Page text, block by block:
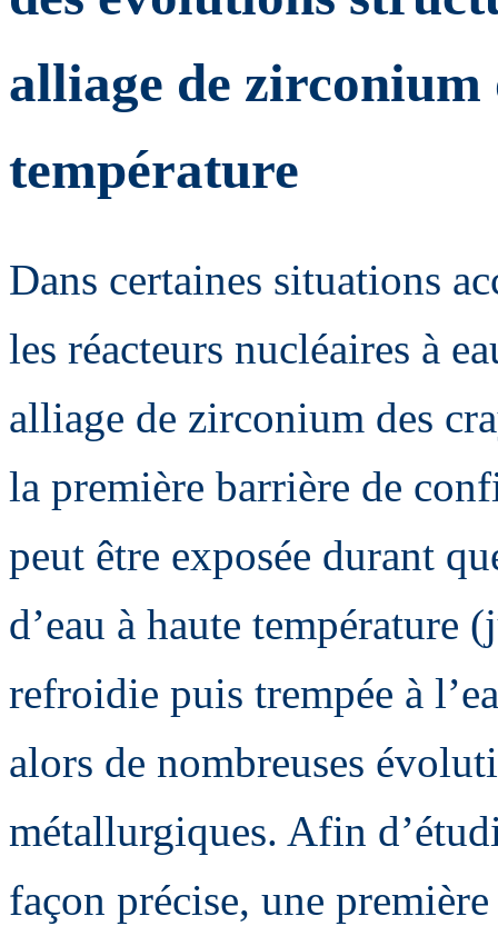
alliage de zirconium
température
Dans certaines situations
les réacteurs nucléaires à
alliage de zirconium des
la première barrière de
peut être exposée durant
d’eau à haute température
refroidie puis trempée à
alors de nombreuses
métallurgiques. Afin
façon précise, une